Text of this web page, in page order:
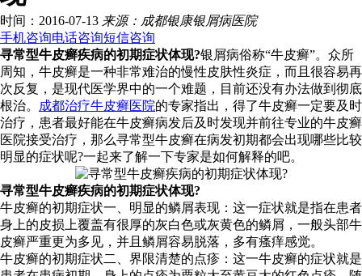
时间：2016-07-13 来源：成都银康银屑病医院
手机咨询电话咨询短信咨询
寻常型牛皮癣疾病的初期症状体现?银屑病俗称“牛皮癣”。众所
周知，牛皮癣是一种非常难治的慢性皮肤性炎症，而且很容易再
次反复，是现代医学界中的一个难题，目前还没有办法做到彻底
根治。
成都治疗牛皮癣医院的专家指出，得了牛皮癣一定要及时
治疗，患者最好能在牛皮癣病发后及时发现并前往专业的牛皮癣
医院接受治疗，那么寻常型牛皮癣在病发初期都会出现哪些比较
明显的症状呢?一起来了解一下专家是如何解释的吧。
寻常型牛皮癣疾病的初期症状体现?
牛皮癣的初期症状一、明显的鳞屑表现：这一症状就是指在患者
身上的皮损上覆盖有很厚的灰白色或灰黄色的鳞屑，一般头部牛
皮癣严重更为多见，并且鳞屑容易脱落，多有瘙痒感觉。
牛皮癣的初期症状二、界限清楚的点疹：这一牛皮癣的症状就是